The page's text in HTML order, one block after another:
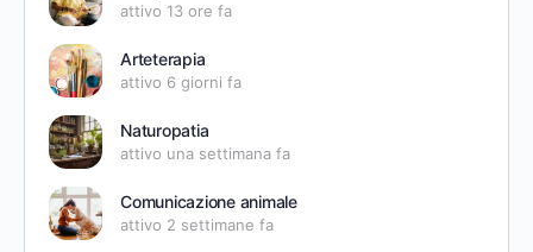
attivo 13 ore fa
Arteterapia
attivo 6 giorni fa
Naturopatia
attivo una settimana fa
Comunicazione animale
attivo 2 settimane fa